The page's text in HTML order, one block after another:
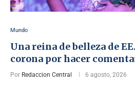
Mundo
Una reina de belleza de
corona por hacer
Por Redaccion Central 6 agosto, 2026